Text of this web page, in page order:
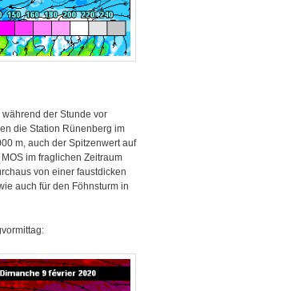
der Stunde vor
die Station Rünenberg im
m, auch der Spitzenwert auf
im fraglichen Zeitraum
von einer faustdicken
auch für den Föhnsturm in